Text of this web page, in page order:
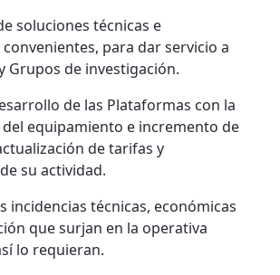
soluciones técnicas e
para dar servicio a
Grupos de investigación.
de las Plataformas con la
equipamiento e incremento de
de tarifas y
su actividad.
incidencias técnicas, económicas
que surjan en la operativa
lo requieran.